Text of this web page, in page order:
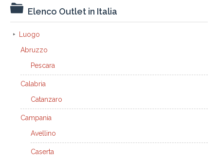
Elenco Outlet in Italia
Luogo
Abruzzo
Pescara
Calabria
Catanzaro
Campania
Avellino
Caserta